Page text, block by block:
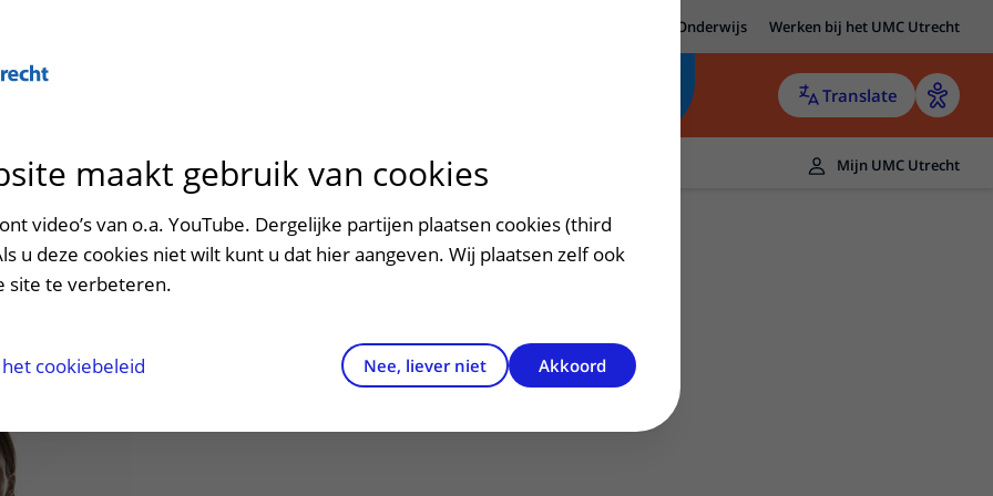
Onderwijs Werken bij het UMC Utrecht
Translate
patiëntportaal
het ziekenhuis
en voorzieningen
en veiligheid
Contact en route
Contactgegevens
Verwijzers
Teleconsult aanvragen
Zorgverlenersportaal
Mijn UMC Utrecht
(Esther)
maakt gebruik van cookies
video’s van o.a. YouTube. Dergelijke partijen plaatsen cookies (third
u deze cookies niet wilt kunt u dat hier aangeven. Wij plaatsen zelf ook
site te verbeteren.
cookiebeleid Nee, liever niet Akkoord